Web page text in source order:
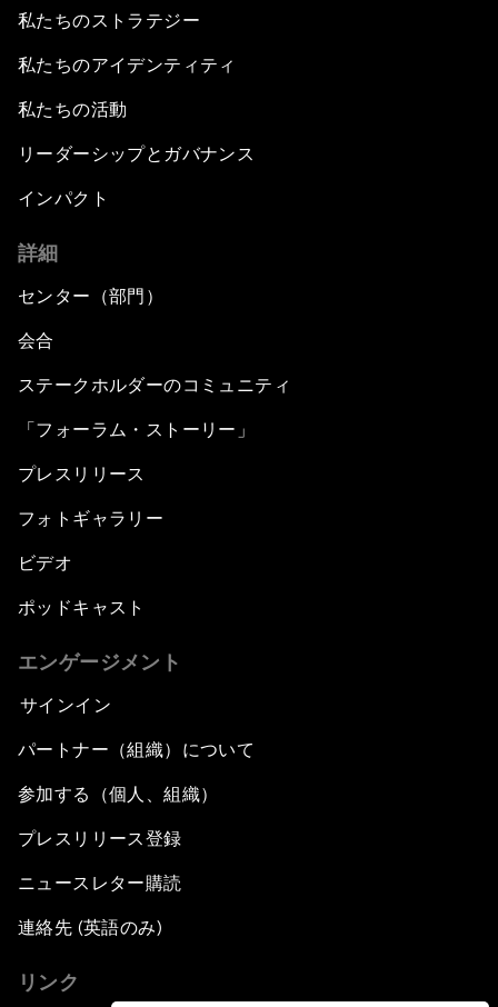
私たちのストラテジー
私たちのアイデンティティ
私たちの活動
リーダーシップとガバナンス
インパクト
詳細
センター（部門）
会合
ステークホルダーのコミュニティ
「フォーラム・ストーリー」
プレスリリース
フォトギャラリー
ビデオ
ポッドキャスト
エンゲージメント
サインイン
パートナー（組織）について
参加する（個人、組織）
プレスリリース登録
ニュースレター購読
連絡先 (英語のみ)
リンク